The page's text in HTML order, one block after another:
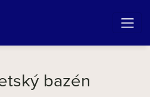
v Pieninách
bazén